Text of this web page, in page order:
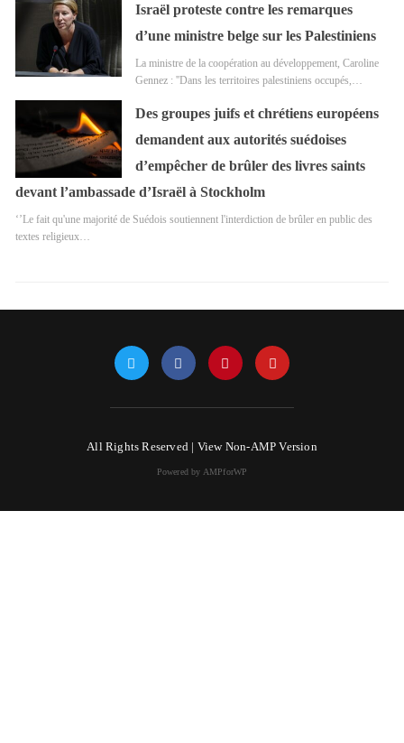
Israël proteste contre les remarques
d’une ministre belge sur les Palestiniens
La ministre de la coopération au développement, Caroline
Gennez : ''Dans les territoires palestiniens occupés,…
Des groupes juifs et chrétiens européens
demandent aux autorités suédoises
d’empêcher de brûler des livres saints
devant l’ambassade d’Israël à Stockholm
‘’Le fait qu'une majorité de Suédois soutiennent l'interdiction de brûler en public des
textes religieux…
All Rights Reserved | View Non-AMP Version
Powered by AMPforWP